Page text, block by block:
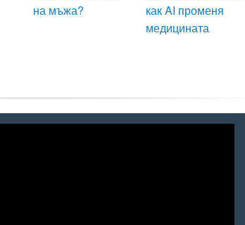
на мъжа?
как AI променя
медицината